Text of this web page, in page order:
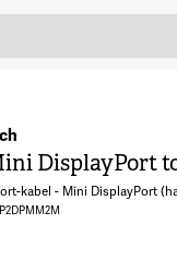
DisplayPort
kabel - Mini DisplayPort